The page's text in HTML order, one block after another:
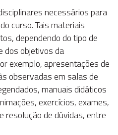
necessários para
curso. Tais materiais
dependendo do tipo de
dos objetivos da
exemplo, apresentações de
observadas em salas de
manuais didáticos
exercícios, exames,
resolução de dúvidas, entre